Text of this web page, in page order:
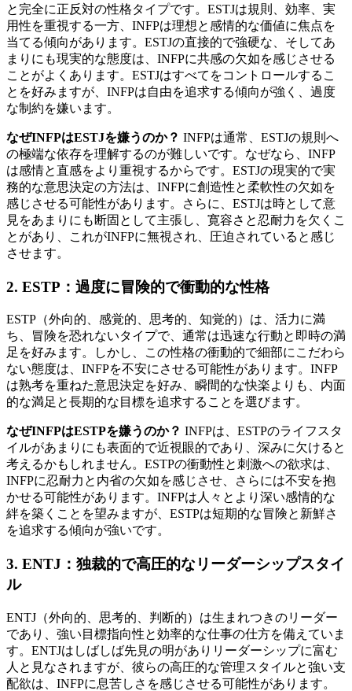
と完全に正反対の性格タイプです。ESTJは規則、効率、実
用性を重視する一方、INFPは理想と感情的な価値に焦点を
当てる傾向があります。ESTJの直接的で強硬な、そしてあ
まりにも現実的な態度は、INFPに共感の欠如を感じさせる
ことがよくあります。ESTJはすべてをコントロールするこ
とを好みますが、INFPは自由を追求する傾向が強く、過度
な制約を嫌います。
なぜINFPはESTJを嫌うのか？ INFPは通常、ESTJの規則へ
の極端な依存を理解するのが難しいです。なぜなら、INFP
は感情と直感をより重視するからです。ESTJの現実的で実
務的な意思決定の方法は、INFPに創造性と柔軟性の欠如を
感じさせる可能性があります。さらに、ESTJは時として意
見をあまりにも断固として主張し、寛容さと忍耐力を欠くこ
とがあり、これがINFPに無視され、圧迫されていると感じ
させます。
2. ESTP：過度に冒険的で衝動的な性格
ESTP（外向的、感覚的、思考的、知覚的）は、活力に満
ち、冒険を恐れないタイプで、通常は迅速な行動と即時の満
足を好みます。しかし、この性格の衝動的で細部にこだわら
ない態度は、INFPを不安にさせる可能性があります。INFP
は熟考を重ねた意思決定を好み、瞬間的な快楽よりも、内面
的な満足と長期的な目標を追求することを選びます。
なぜINFPはESTPを嫌うのか？ INFPは、ESTPのライフスタ
イルがあまりにも表面的で近視眼的であり、深みに欠けると
考えるかもしれません。ESTPの衝動性と刺激への欲求は、
INFPに忍耐力と内省の欠如を感じさせ、さらには不安を抱
かせる可能性があります。INFPは人々とより深い感情的な
絆を築くことを望みますが、ESTPは短期的な冒険と新鮮さ
を追求する傾向が強いです。
3. ENTJ：独裁的で高圧的なリーダーシップスタイ
ル
ENTJ（外向的、思考的、判断的）は生まれつきのリーダー
であり、強い目標指向性と効率的な仕事の仕方を備えていま
す。ENTJはしばしば先見の明がありリーダーシップに富む
人と見なされますが、彼らの高圧的な管理スタイルと強い支
配欲は、INFPに息苦しさを感じさせる可能性があります。